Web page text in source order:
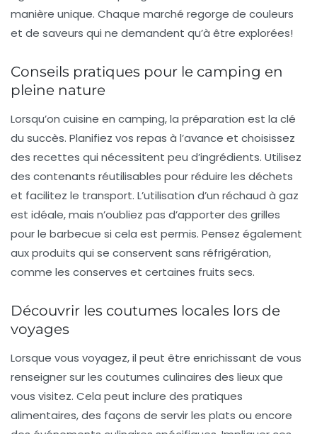
manière unique. Chaque marché regorge de couleurs
et de saveurs qui ne demandent qu’à être explorées!
Conseils pratiques pour le camping en
pleine nature
Lorsqu’on cuisine en camping, la préparation est la clé
du succès. Planifiez vos repas à l’avance et choisissez
des recettes qui nécessitent peu d’ingrédients. Utilisez
des contenants réutilisables pour réduire les déchets
et facilitez le transport. L’utilisation d’un réchaud à gaz
est idéale, mais n’oubliez pas d’apporter des grilles
pour le barbecue si cela est permis. Pensez également
aux produits qui se conservent sans réfrigération,
comme les conserves et certaines fruits secs.
Découvrir les coutumes locales lors de
voyages
Lorsque vous voyagez, il peut être enrichissant de vous
renseigner sur les coutumes culinaires des lieux que
vous visitez. Cela peut inclure des pratiques
alimentaires, des façons de servir les plats ou encore